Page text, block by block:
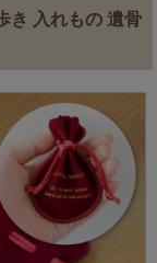
き 入れもの 遺骨